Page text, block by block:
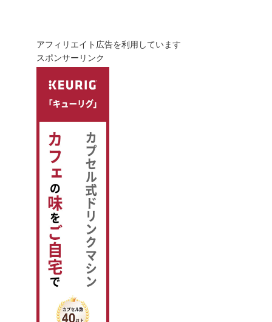
アフィリエイト広告を利用しています
スポンサーリンク